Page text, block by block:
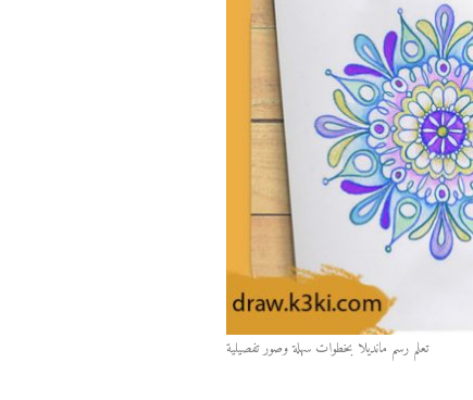
تعلم رسم مانديلا بخطوات سهلة وصور تفصيلية